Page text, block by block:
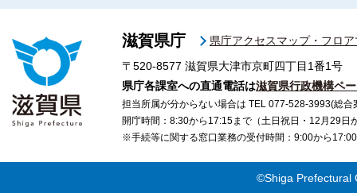
滋賀県庁
県庁アクセスマップ・フロ
〒520-8577 滋賀県大津市京町四丁目1番1号
県庁各課室への直通電話は滋賀県行政機構ペ
担当所属が分からない場合は TEL 077-528-3993(総合
開庁時間：8:30から17:15まで（土日祝日・12月29日
※手続等に関する窓口業務の受付時間：9:00から
©Shiga Prefectural